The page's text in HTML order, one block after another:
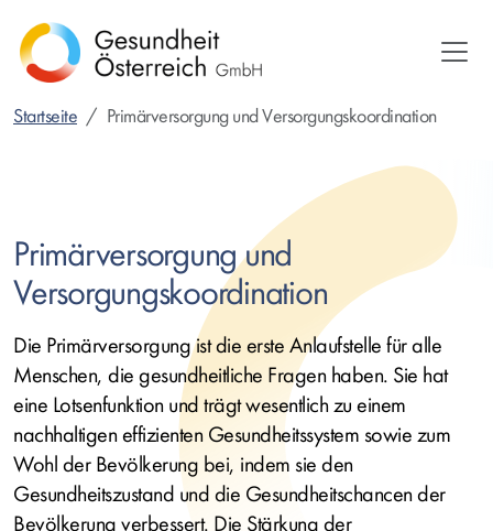
zum
Inhalt
Startseite Primärversorgung und Versorgungskoordination
Primärversorgung und
Versorgungskoordination
Die Primärversorgung ist die erste Anlaufstelle für alle
Menschen, die gesundheitliche Fragen haben. Sie hat
eine Lotsenfunktion und trägt wesentlich zu einem
nachhaltigen effizienten Gesundheitssystem sowie zum
Wohl der Bevölkerung bei, indem sie den
Gesundheitszustand und die Gesundheitschancen der
Bevölkerung verbessert. Die Stärkung der